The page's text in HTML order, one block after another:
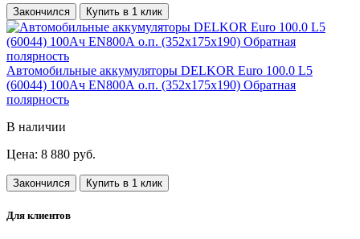
Закончился Купить в 1 клик
Автомобильные аккумуляторы DELKOR Euro 100.0 L5
(60044) 100Ач EN800А о.п. (352х175х190) Обратная
полярность
В наличии
Цена: 8 880 руб.
Закончился Купить в 1 клик
Для клиентов